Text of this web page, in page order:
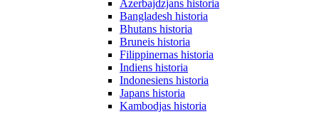
Azerbajdzjans historia
Bangladesh historia
Bhutans historia
Bruneis historia
Filippinernas historia
Indiens historia
Indonesiens historia
Japans historia
Kambodjas historia